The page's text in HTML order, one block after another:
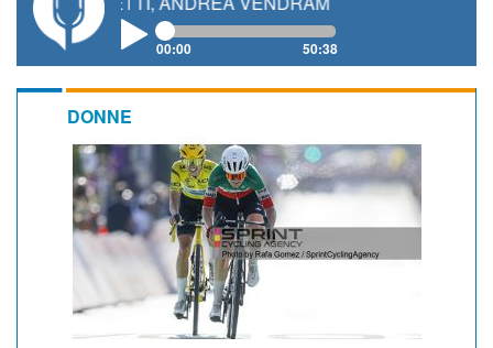
00:00 50:38
DONNE